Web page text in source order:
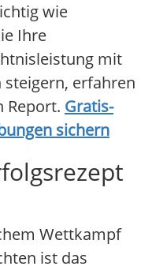
wie
Ihre
mit
erfahren
Report. Gratis-
sichern
Wettkampf
ist das